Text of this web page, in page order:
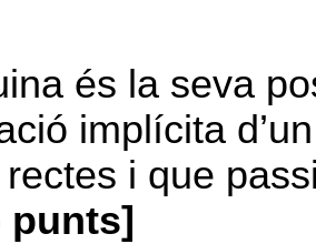
és la seva
implícita
i que
punts]